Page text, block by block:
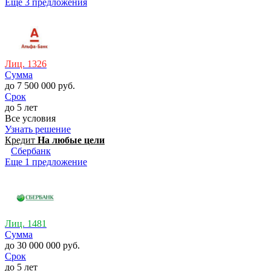
Лиц. 1326
Сумма
до 7 500 000 руб.
Срок
до 5 лет
Все условия
Узнать решение
Кредит На любые цели
Сбербанк
Еще 1 предложение
Лиц. 1481
Сумма
до 30 000 000 руб.
Срок
до 5 лет